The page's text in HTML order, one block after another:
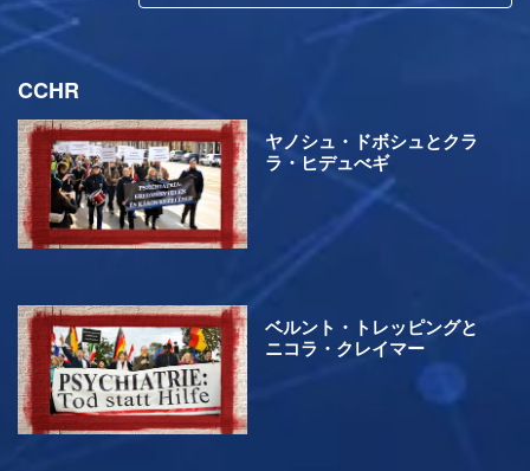
CCHR
ヤノシュ・ドボシュとクラ
ラ・ヒデュべギ
ベルント・トレッピングと
ニコラ・クレイマー